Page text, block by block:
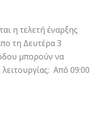
η τελετή έναρξης
τη Δευτέρα 3
μπορούν να
Από 09:00